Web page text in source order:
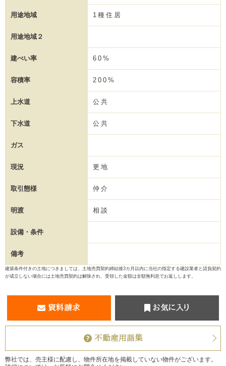
用途地域 1種住居
用途地域２
建ぺい率 60%
容積率 200%
上水道 公共
下水道 公共
ガス
現況 更地
取引態様 仲介
明渡 相談
設備・条件
備考
建築条件付きの土地につきましては、土地売買契約締結後3カ月以内に当社の指定する建設業者と請負契約
が成立しない場合には土地売買契約は解除され、受領した金額は全額無利息でお返しします。
資料請求 お気に入り
不動産用語集
弊社では、売主様に配慮し、物件所在地を掲載していない物件がございます。